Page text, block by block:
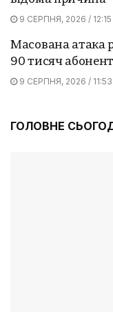
9 СЕРПНЯ, 2026 / 12:15
Масована атака
90 тисяч
9 СЕРПНЯ, 2026 / 11:53
ГОЛОВНЕ